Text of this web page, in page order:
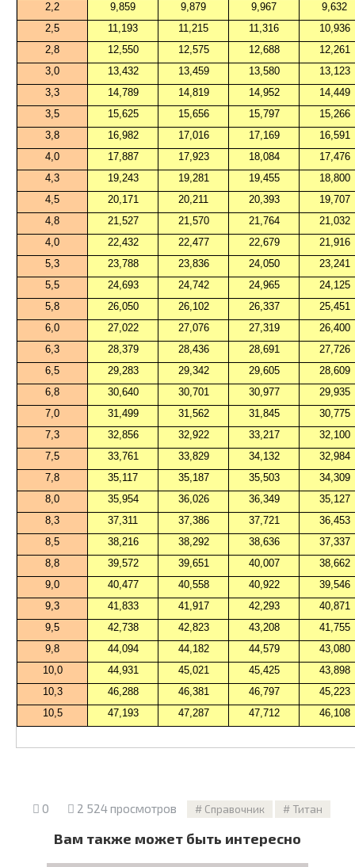
2,2
9,859 9,879 9,967
9,632
2,5
11,193 11,215 11,316
10,936
2,8
12,550 12,575 12,688
12,261
3,0
13,432 13,459 13,580
13,123
3,3
14,789 14,819 14,952
14,449
3,5
15,625 15,656 15,797
15,266
3,8
16,982 17,016 17,169
16,591
4,0
17,887 17,923 18,084
17,476
4,3
19,243 19,281 19,455
18,800
4,5
20,171 20,211 20,393
19,707
4,8
21,527 21,570 21,764
21,032
4,0
22,432 22,477 22,679
21,916
5,3
23,788 23,836 24,050
23,241
5,5
24,693 24,742 24,965
24,125
5,8
26,050 26,102 26,337
25,451
6,0
27,022 27,076 27,319
26,400
6,3
28,379 28,436 28,691
27,726
6,5
29,283 29,342 29,605
28,609
6,8
30,640 30,701 30,977
29,935
7,0
31,499 31,562 31,845
30,775
7,3
32,856 32,922 33,217
32,100
7,5
33,761 33,829 34,132
32,984
7,8
35,117 35,187 35,503
34,309
8,0
35,954 36,026 36,349
35,127
8,3
37,311 37,386 37,721
36,453
8,5
38,216 38,292 38,636
37,337
8,8
39,572 39,651 40,007
38,662
9,0
40,477 40,558 40,922
39,546
9,3
41,833 41,917 42,293
40,871
9,5
42,738 42,823 43,208
41,755
9,8
44,094 44,182 44,579
43,080
10,0
44,931 45,021 45,425
43,898
10,3
46,288 46,381 46,797
45,223
10,5
47,193 47,287 47,712 46,108
0 2 524 просмотров Справочник Титан
Вам также может быть интересно